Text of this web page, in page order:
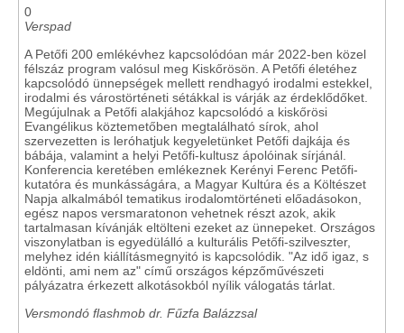
0
Verspad
A Petőfi 200 emlékévhez kapcsolódóan már 2022-ben közel
félszáz program valósul meg Kiskőrösön. A Petőfi életéhez
kapcsolódó ünnepségek mellett rendhagyó irodalmi estekkel,
irodalmi és várostörténeti sétákkal is várják az érdeklődőket.
Megújulnak a Petőfi alakjához kapcsolódó a kiskőrösi
Evangélikus köztemetőben megtalálható sírok, ahol
szervezetten is leróhatjuk kegyeletünket Petőfi dajkája és
bábája, valamint a helyi Petőfi-kultusz ápolóinak sírjánál.
Konferencia keretében emlékeznek Kerényi Ferenc Petőfi-
kutatóra és munkásságára, a Magyar Kultúra és a Költészet
Napja alkalmából tematikus irodalomtörténeti előadásokon,
egész napos versmaratonon vehetnek részt azok, akik
tartalmasan kívánják eltölteni ezeket az ünnepeket. Országos
viszonylatban is egyedülálló a kulturális Petőfi-szilveszter,
melyhez idén kiállításmegnyitó is kapcsolódik. "Az idő igaz, s
eldönti, ami nem az" című országos képzőművészeti
pályázatra érkezett alkotásokból nyílik válogatás tárlat.
Versmondó flashmob dr. Fűzfa Balázzsal